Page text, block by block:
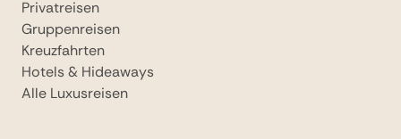
Privatreisen
Gruppenreisen
Kreuzfahrten
Hotels & Hideaways
Alle Luxusreisen